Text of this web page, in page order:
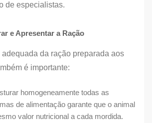
de especialistas.
e Apresentar a Ração
da ração preparada aos
é importante:
homogeneamente todas as
de alimentação garante que o animal
valor nutricional a cada mordida.